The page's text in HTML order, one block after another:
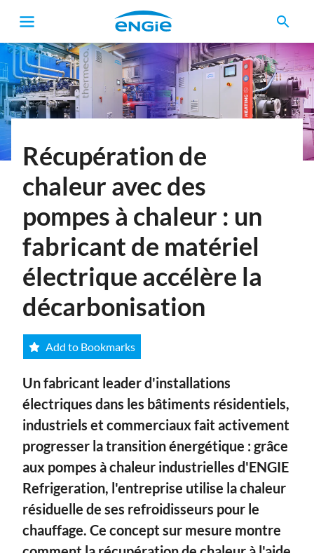
search
Récupération de
chaleur avec des
pompes à chaleur : un
fabricant de matériel
électrique accélère la
décarbonisation
Add to Bookmarks
Un fabricant leader d'installations
électriques dans les bâtiments résidentiels,
industriels et commerciaux fait activement
progresser la transition énergétique : grâce
aux pompes à chaleur industrielles d'ENGIE
Refrigeration, l'entreprise utilise la chaleur
résiduelle de ses refroidisseurs pour le
chauffage. Ce concept sur mesure montre